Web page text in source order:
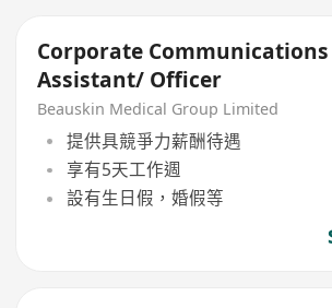
Corporate Communications
Assistant/ Officer
Beauskin Medical Group Limited
提供具競爭力薪酬待遇
享有5天工作週
設有生日假，婚假等